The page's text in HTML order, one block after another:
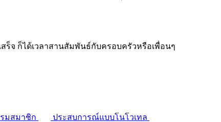
ร็จ ก็ได้เวลาสานสัมพันธ์กับครอบครัวหรือเพื่อนๆ
มสมาชิก ประสบการณ์แบบโนโวเทล